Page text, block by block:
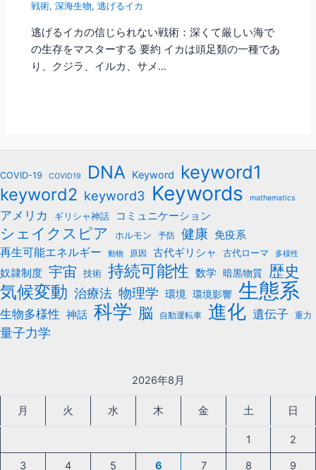
戦術,深海生物,逃げるイカ
逃げるイカの信じられない戦術：深くて厳しい海で
の生存をマスターする 要約 イカは頭足類の一種であ
り、クジラ、イルカ、サメ…
COVID-19 COVID19 DNA Keyword keyword1
keyword2 keyword3 Keywords mathematics
アメリカ ギリシャ神話 コミュニケーション
シェイクスピア ホルモン 予防 健康 免疫系
再生可能エネルギー
動物 原因 古代ギリシャ 古代ローマ 多様性
奴隷制度 宇宙 技術 持続可能性 数学 暗黒物質 歴史
気候変動 治療法 物理学 環境 環境影響 生態系
生物多様性 神話 科学 脳 自動運転車 進化 遺伝子 重力
量子力学
2026年8月
月 火 水 木 金 土 日
1 2
3 4 5 6 7 8 9